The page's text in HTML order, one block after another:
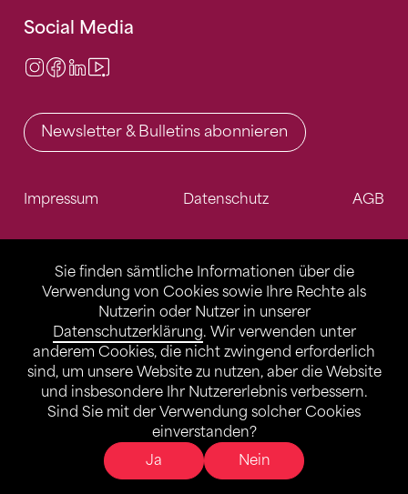
Sie finden sämtliche Informationen über die
Verwendung von Cookies sowie Ihre Rechte als
Nutzerin oder Nutzer in unserer
Datenschutzerklärung. Wir verwenden unter
anderem Cookies, die nicht zwingend erforderlich
sind, um unsere Website zu nutzen, aber die Website
und insbesondere Ihr Nutzererlebnis verbessern.
Sind Sie mit der Verwendung solcher Cookies
einverstanden?
Ja
Nein
Social Media
Instagram
Facebook
LinkedIn
Newsletter & Bulletins abonnieren
Impressum Datenschutz AGB